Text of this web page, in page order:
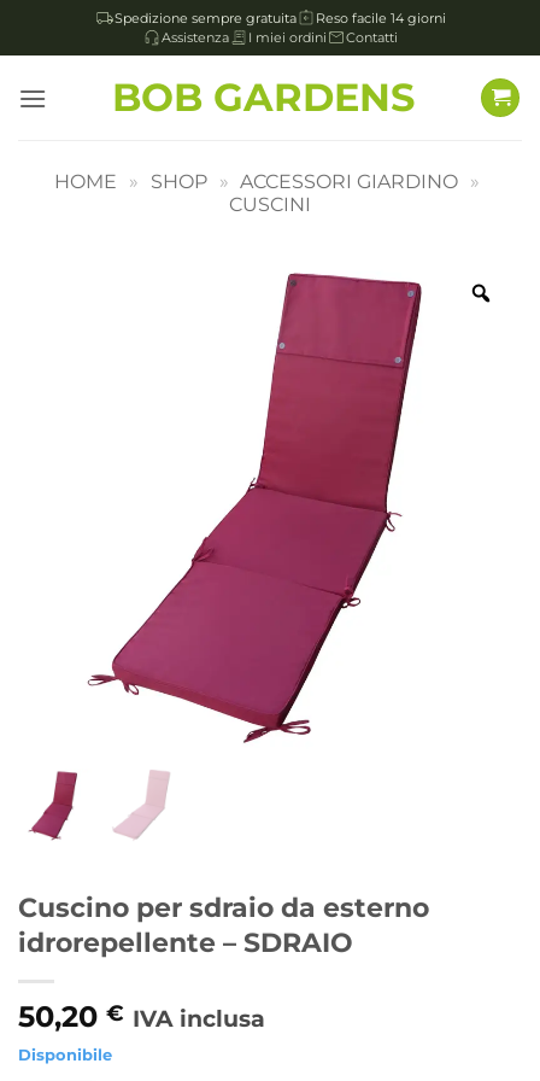
Spedizione sempre gratuita
Reso facile 14 giorni
Assistenza
I miei ordini Contatti
BOB GARDENS
HOME » SHOP » ACCESSORI GIARDINO »
CUSCINI
Cuscino per sdraio da esterno
idrorepellente – SDRAIO
50,20 € IVA inclusa
Disponibile